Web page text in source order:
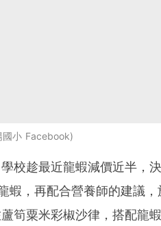
國小 Facebook
校趁最近龍蝦減價近半，
蝦，再配合營養師的建議
筍粟米彩椒沙律，搭配龍